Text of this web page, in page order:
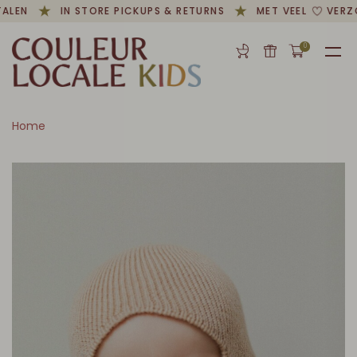
IN STORE PICKUPS & RETURNS MET VEEL
0
Home